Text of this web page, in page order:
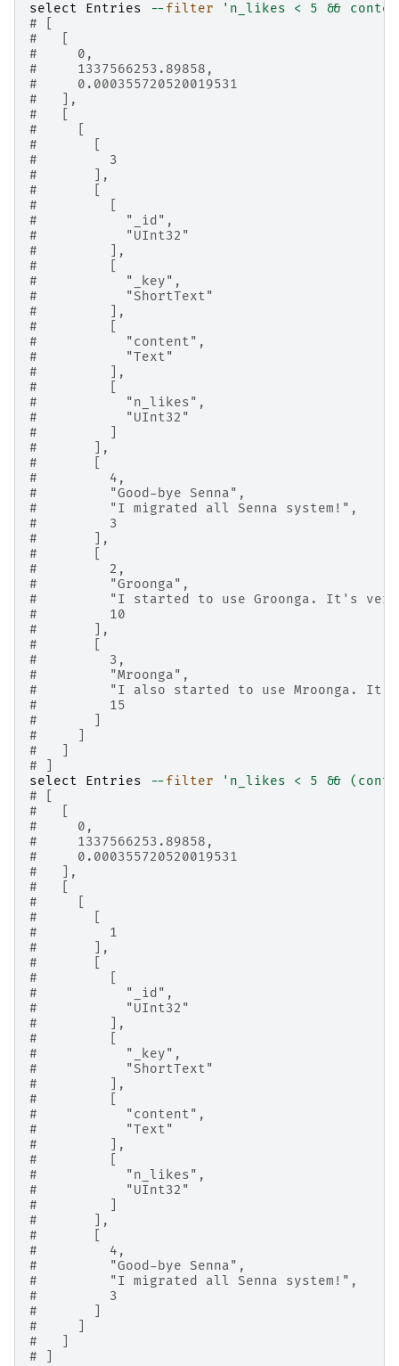
select Entries -- filter
'n_likes < 5 &&
# [
#   [
#     0,
#     1337566253.89858,
#     0.000355720520019531
#   ],
#   [
#     [
#       [
#         3
#       ],
#       [
#         [
#           "_id",
#           "UInt32"
#         ],
#         [
#           "_key",
#           "ShortText"
#         ],
#         [
#           "content",
#           "Text"
#         ],
#         [
#           "n_likes",
#           "UInt32"
#         ]
#       ],
#       [
#         4,
#         "Good-bye Senna",
#         "I migrated all Senna system!",
#         3
#       ],
#       [
#         2,
#         "Groonga",
#         "I started to use Groonga. It's
#         10
#       ],
#       [
#         3,
#         "Mroonga",
#         "I also started to use Mroonga.
#         15
#       ]
#     ]
#   ]
# ]
select
Entries -- filter
'n_likes < 5 &&
# [
#   [
#     0,
#     1337566253.89858,
#     0.000355720520019531
#   ],
#   [
#     [
#       [
#         1
#       ],
#       [
#         [
#           "_id",
#           "UInt32"
#         ],
#         [
#           "_key",
#           "ShortText"
#         ],
#         [
#           "content",
#           "Text"
#         ],
#         [
#           "n_likes",
#           "UInt32"
#         ]
#       ],
#       [
#         4,
#         "Good-bye Senna",
#         "I migrated all Senna system!",
#         3
#       ]
#     ]
#   ]
# ]